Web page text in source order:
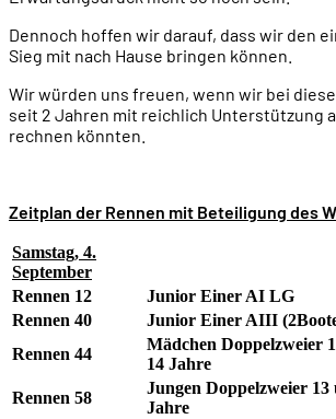
Dennoch hoffen wir darauf, dass wir den
Sieg mit nach Hause bringen können.
Wir würden uns freuen, wenn wir bei
seit 2 Jahren mit reichlich Unterstützung
rechnen könnten.
Zeitplan der Rennen mit Beteiligung des
Samstag, 4.
September
Rennen 12
Junior Einer AI LG
Rennen 40
Junior Einer AIII
Rennen 44
Mädchen Doppelzweier
14 Jahre
Rennen 58
Jungen Doppelzweier 13
Jahre